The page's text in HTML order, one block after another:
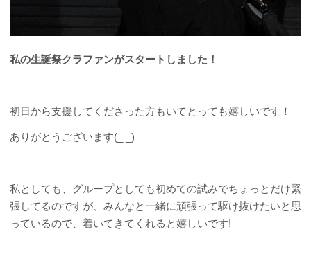
私の生誕祭クラファンがスタートしました！
初日から支援してくださった方もいてとっても嬉しいです！
ありがとうございます(_ _)
私としても、グループとしても初めての試みでちょっとだけ緊
張してるのですが、みんなと一緒に頑張って駆け抜けたいと思
っているので、着いてきてくれると嬉しいです!